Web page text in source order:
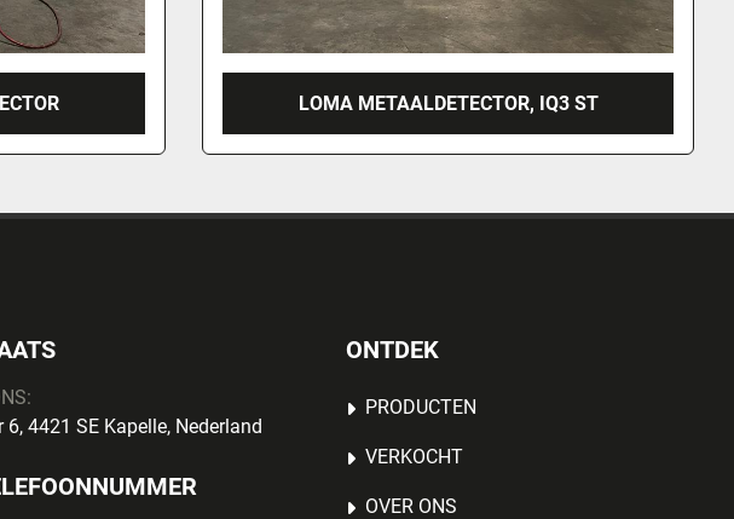
IQ3 ST 1998 LOMA IQ METAALDETECTOR
4421 SE Kapelle, Nederland
ONTDEK
PRODUCTEN
VERKOCHT
OVER ONS